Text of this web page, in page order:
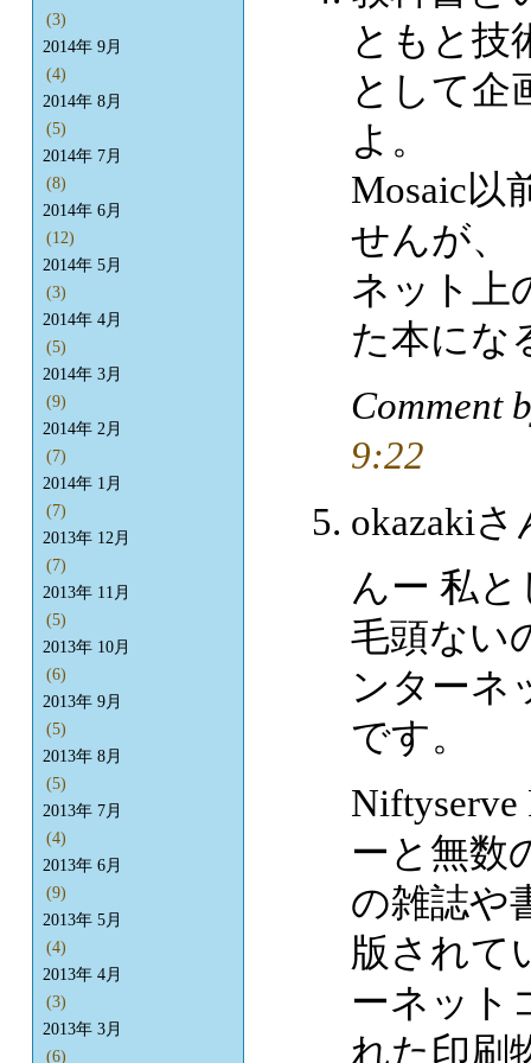
ともと技
として企
よ。
Mosaic以
せんが、
ネット上
た本にな
Comment
9:22
okazaki
んー 私
毛頭ない
ンターネ
です。
ーと無数
の雑誌や
版されて
ーネット
れた印刷
(3)
2014年 9月
(4)
2014年 8月
(5)
2014年 7月
(8)
2014年 6月
(12)
2014年 5月
(3)
2014年 4月
(5)
2014年 3月
(9)
2014年 2月
(7)
2014年 1月
(7)
2013年 12月
(7)
2013年 11月
(5)
2013年 10月
(6)
2013年 9月
(5)
2013年 8月
(5)
2013年 7月
(4)
2013年 6月
(9)
2013年 5月
(4)
2013年 4月
(3)
2013年 3月
(6)